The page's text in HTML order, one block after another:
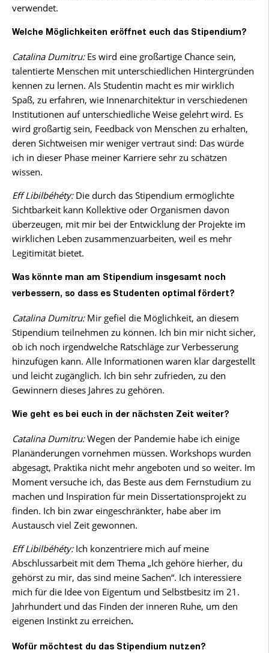
verwendet.
Welche Möglichkeiten eröffnet euch das Stipendium?
Catalina Dumitru:Es wird eine großartige Chance sein,
talentierte Menschen mit unterschiedlichen Hintergründen
kennen zu lernen. Als Studentin macht es mir wirklich
Spaß, zu erfahren, wie Innenarchitektur in verschiedenen
Institutionen auf unterschiedliche Weise gelehrt wird. Es
wird großartig sein, Feedback von Menschen zu erhalten,
deren Sichtweisen mir weniger vertraut sind: Das würde
ich in dieser Phase meiner Karriere sehr zu schätzen
wissen.
Eff Libilbéhéty:Die durch das Stipendium ermöglichte
Sichtbarkeit kann Kollektive oder Organismen davon
überzeugen, mit mir bei der Entwicklung der Projekte im
wirklichen Leben zusammenzuarbeiten, weil es mehr
Legitimität bietet.
Was könnte man am Stipendium insgesamt noch
verbessern, so dass es Studenten optimal fördert?
Catalina Dumitru:Mir gefiel die Möglichkeit, an diesem
Stipendium teilnehmen zu können. Ich bin mir nicht sicher,
ob ich noch irgendwelche Ratschläge zur Verbesserung
hinzufügen kann. Alle Informationen waren klar dargestellt
und leicht zugänglich. Ich bin sehr zufrieden, zu den
Gewinnern dieses Jahres zu gehören.
Wie geht es bei euch in der nächsten Zeit weiter?
Catalina Dumitru:Wegen der Pandemie habe ich einige
Planänderungen vornehmen müssen. Workshops wurden
abgesagt, Praktika nicht mehr angeboten und so weiter. Im
Moment versuche ich, das Beste aus dem Fernstudium zu
machen und Inspiration für mein Dissertationsprojekt zu
finden. Ich bin zwar eingeschränkter, habe aber im
Austausch viel Zeit gewonnen.
Eff Libilbéhéty:Ich konzentriere mich auf meine
Abschlussarbeit mit dem Thema „Ich gehöre hierher, du
gehörst zu mir, das sind meine Sachen“. Ich interessiere
mich für die Idee von Eigentum und Selbstbesitz im 21.
Jahrhundert und das Finden der inneren Ruhe, um den
eigenen Instinkt zu erreichen.
Wofür möchtest du das Stipendium nutzen?